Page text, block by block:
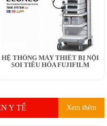
HỆ THỐNG MÁY THIẾT BỊ NỘI
SOI TIÊU HÓA FUJIFILM
Y TẾ Xem thêm